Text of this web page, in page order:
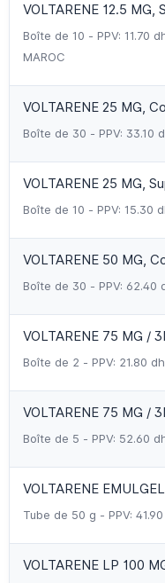
VOLTARENE 12.5 MG,
Boîte de 10 - PPV: 11.70
MAROC
VOLTARENE 25 MG,
Boîte de 30 - PPV: 33.10
VOLTARENE 25 MG,
Boîte de 10 - PPV: 15.30
VOLTARENE 50 MG,
Boîte de 30 - PPV: 62.40
VOLTARENE 75 MG /
Boîte de 2 - PPV: 21.80
VOLTARENE 75 MG /
Boîte de 5 - PPV: 52.60
VOLTARENE
Tube de 50 g - PPV:
VOLTARENE LP 100